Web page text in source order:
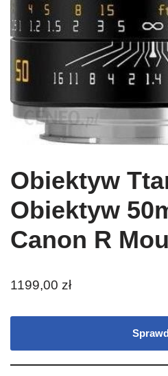
Obiektyw
Obiektyw
Canon R
1199,00 zł